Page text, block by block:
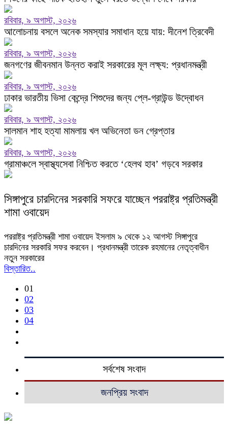
রবিবার, ৯ অগাস্ট, ২০২৬
আলোচনায় বসলে অনেক সমস্যার সমাধান হয়ে যায়: দীনেশ ত্রিবেদী
রবিবার, ৯ অগাস্ট, ২০২৬
জনগণের জীবনমান উন্নত করাই সরকারের মূল লক্ষ্য: প্রধানমন্ত্রী
রবিবার, ৯ অগাস্ট, ২০২৬
ঢাকার ভারতীয় ভিসা কেন্দ্রে শিশুদের জন্য প্লে-গ্রাউন্ড উদ্বোধন
রবিবার, ৯ অগাস্ট, ২০২৬
সালমান শাহ হত্যা মামলায় খল অভিনেতা ডন গ্রেপ্তার
রবিবার, ৯ অগাস্ট, ২০২৬
গ্রামাঞ্চলে স্বাস্থ্যসেবা নিশ্চিত করতে ‘হেলথ হাব’ গড়বে সরকার
সিঙ্গাপুরে চারদিনের সরকারি সফরে যাচ্ছেন পররাষ্ট্র প্রতিমন্ত্রী
শামা ওবায়েদ
পররাষ্ট্র প্রতিমন্ত্রী শামা ওবায়েদ ইসলাম ৯ থেকে ১২ আগস্ট সিঙ্গাপুরে
চারদিনের সরকারি সফর করবেন। প্রধানমন্ত্রী তারেক রহমানের নেতৃত্বাধীন
নতুন সরকারের
বিস্তারিত..
01
02
03
04
সর্বশেষ সংবাদ
জনপ্রিয় সংবাদ